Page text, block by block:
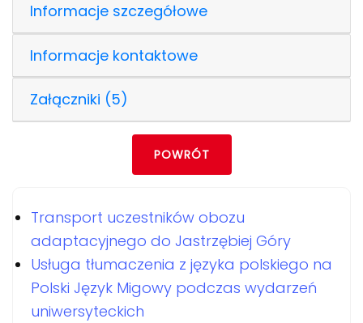
Informacje szczegółowe
Informacje kontaktowe
Załączniki (5)
POWRÓT
Transport uczestników obozu
adaptacyjnego do Jastrzębiej Góry
Usługa tłumaczenia z języka polskiego na
Polski Język Migowy podczas wydarzeń
uniwersyteckich